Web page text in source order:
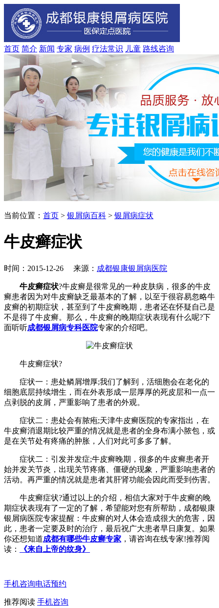
首页 简介 新闻 专家 病例 疗法常识 儿童 路线咨询
当前位置： 首页 > 银屑病百科 > 银屑病症状
牛皮癣症状
时间：2015-12-26 来源： 成都银康银屑病医院
牛皮癣症状?牛皮癣是很常见的一种皮肤病，很多的牛皮
癣患者因为对牛皮癣缺乏最基本的了解，以至于很容易忽略牛
皮癣的初期症状，甚至到了牛皮癣晚期，患者还在怀疑自己是
不是得了牛皮癣。那么，牛皮癣的晚期症状表现有什么呢?下
面听听成都银屑病专科医院专家的介绍吧。
牛皮癣症状?
症状一：患处鳞屑增厚;我们了解到，活细胞会在老化的
细胞底层持续增生，而在外表形成一层厚厚的死皮层和一点一
点剥脱的皮屑，严重影响了患者的外观。
症状二：患处会有脓疱;天津牛皮癣医院的专家指出，在
牛皮癣消退期比较严重的情况就是患者的全身布满小脓包，或
是在关节处有疼痛的肿胀，人们对此可多多了解。
症状二：引发并发症;牛皮癣晚期，很多的牛皮癣患者开
始并发关节炎，出现关节疼痛、僵硬的现象，严重影响患者的
活动。再严重的情况就是患者其肝肾功能会因此而受到伤害。
牛皮癣症状?通过以上的介绍，相信大家对于牛皮癣的晚
期症状表现有了一定的了解，希望能对您有所帮助，成都银康
银屑病医院专家提醒：牛皮癣的对人体会造成很大的危害，因
此，患者一定要及时的治疗，最后祝广大患者早日康复。如果
你还想知道成都有哪些牛皮癣专家 ，请咨询在线专家!推荐阅
读：
《来自上帝的纹身》
手机咨询电话预约
推荐阅读 手机咨询